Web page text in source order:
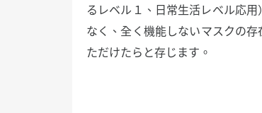
るレベル１、日常生活レベル応
なく、全く機能しないマスクの
ただけたらと存じます。